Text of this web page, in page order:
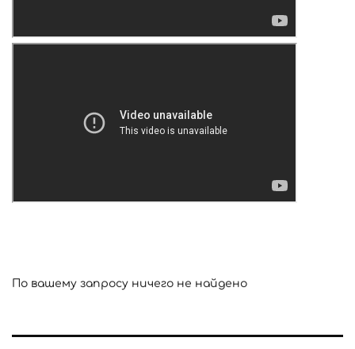
По вашему запросу ничего не найдено